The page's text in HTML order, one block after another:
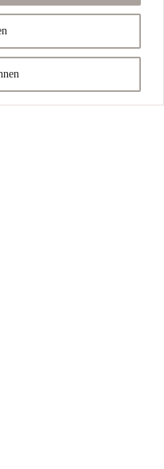
Zustand,
geprüft!